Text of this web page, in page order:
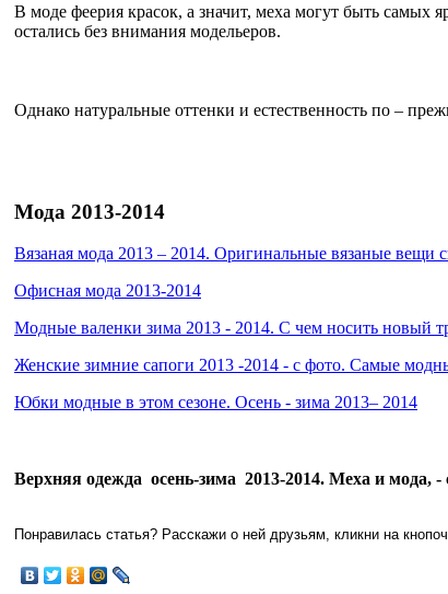
В моде феерия красок, а значит, меха могут быть самых
остались без внимания модельеров.
Однако натуральные оттенки и естественность по –
Мода 2013-2014
Вязаная мода 2013 – 2014. Оригинальные вязаные вещи
Офисная мода 2013-2014
Модные валенки зима 2013 - 2014. С чем носить новый
Женские зимние сапоги 2013 -2014 - с фото. Самые
Юбки модные в этом сезоне. Осень - зима 2013– 2014
Верхняя одежда осень-зима 2013-2014. Меха и мода, -
Понравилась статья? Расскажи о ней друзьям, кликни на